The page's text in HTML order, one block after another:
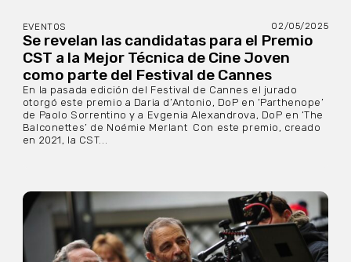
EVENTOS 02/05/2025
Se revelan las candidatas para el Premio
CST a la Mejor Técnica de Cine Joven
como parte del Festival de Cannes
En la pasada edición del Festival de Cannes el jurado
otorgó este premio a Daria d’Antonio, DoP en ‘Parthenope’
de Paolo Sorrentino y a Evgenia Alexandrova, DoP en ‘The
Balconettes’ de Noémie Merlant Con este premio, creado
en 2021, la CST...